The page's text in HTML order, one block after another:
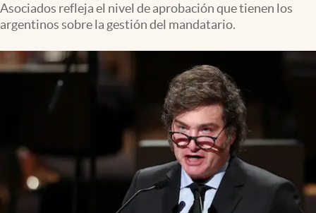
Apertura
Infotechnology
Eventos Corporativos
El Cronista Studio
Asociados refleja el nivel de aprobación que tienen los
argentinos sobre la gestión del mandatario.